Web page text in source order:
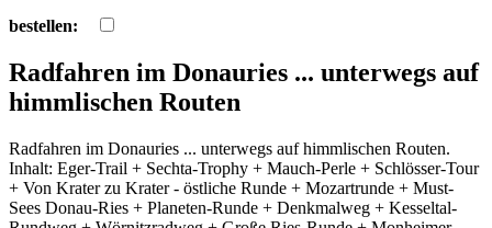
bestellen:
Radfahren im Donauries ... unterwegs auf
himmlischen Routen
Radfahren im Donauries ... unterwegs auf himmlischen Routen.
Inhalt: Eger-Trail + Sechta-Trophy + Mauch-Perle + Schlösser-Tour
+ Von Krater zu Krater - östliche Runde + Mozartrunde + Must-
Sees Donau-Ries + Planeten-Runde + Denkmalweg + Kesseltal-